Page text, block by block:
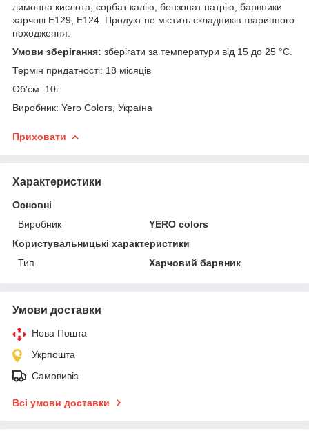
лимонна кислота, сорбат калію, бензонат натрію, барвники
харчові Е129, Е124. Продукт не містить складників тваринного
походження.
Умови зберігання: зберігати за температури від 15 до 25 °C.
Термін придатності: 18 місяців
Об'єм: 10г
Виробник: Yero Colors, Україна
Приховати
Характеристики
Основні
Виробник
YERO colors
Користувальницькі характеристики
Тип
Харчовий барвник
Умови доставки
Нова Пошта
Укрпошта
Самовивіз
Всі умови доставки